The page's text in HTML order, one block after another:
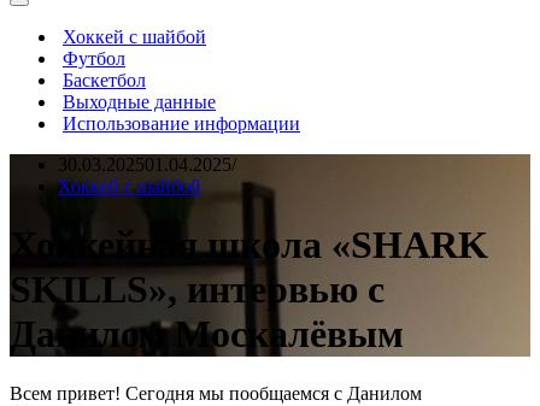
Меню
навигацииХоккей с шайбой
Футбол
Баскетбол
Выходные данные
Использование информации
30.03.202501.04.2025
Хоккей с шайбой
Хоккейная школа «SHARK
SKILLS», интервью с
Данилом Москалёвым
Всем привет! Сегодня мы пообщаемся с Данилом